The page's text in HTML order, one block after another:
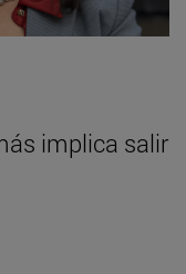
implica salir